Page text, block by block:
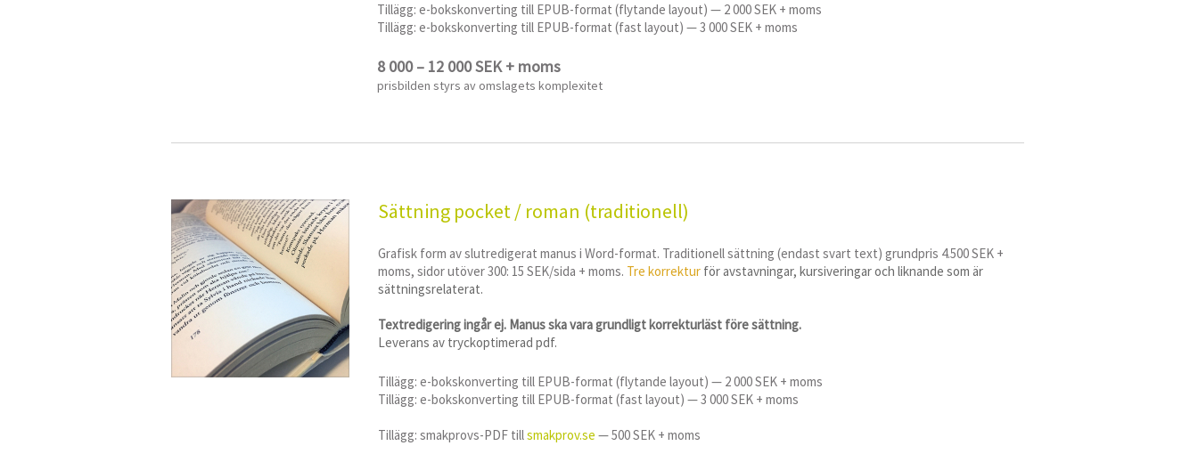
Tillägg: e-bokskonverting till EPUB-format (flytande layout) — 2 000 SEK + moms
Tillägg: e-bokskonverting till EPUB-format (fast layout) — 3 000 SEK + moms
8 000 – 12 000 SEK + moms
prisbilden styrs av omslagets komplexitet
Sättning pocket / roman (traditionell)
Grafisk form av slutredigerat manus i Word-format. Traditionell sättning (endast svart text) grundpris 4.500 SEK +
moms, sidor utöver 300: 15 SEK/sida + moms. Tre korrektur för avstavningar, kursiveringar och liknande som är
sättningsrelaterat.
Textredigering ingår ej. Manus ska vara grundligt korrekturläst före sättning.
Leverans av tryckoptimerad pdf.
Tillägg: e-bokskonverting till EPUB-format (flytande layout) — 2 000 SEK + moms
Tillägg: e-bokskonverting till EPUB-format (fast layout) — 3 000 SEK + moms
Tillägg: smakprovs-PDF till smakprov.se — 500 SEK + moms